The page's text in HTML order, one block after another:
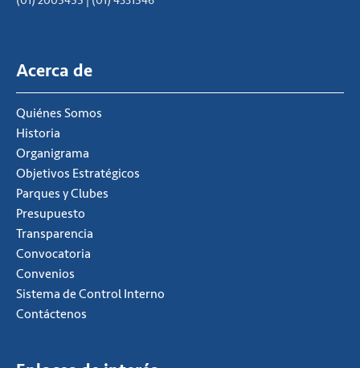
Acerca de
Quiénes Somos
Historia
Organigrama
Objetivos Estratégicos
Parques y Clubes
Presupuesto
Transparencia
Convocatoria
Convenios
Sistema de Control Interno
Contáctenos